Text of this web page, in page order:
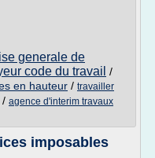
generale de
code du travail /
en hauteur / travailler
/ agence d'interim travaux
imposables